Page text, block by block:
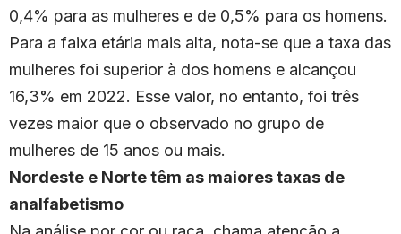
0,4% para as mulheres e de 0,5% para os homens.
Para a faixa etária mais alta, nota-se que a taxa das
mulheres foi superior à dos homens e alcançou
16,3% em 2022. Esse valor, no entanto, foi três
vezes maior que o observado no grupo de
mulheres de 15 anos ou mais.
Nordeste e Norte têm as maiores taxas de
analfabetismo